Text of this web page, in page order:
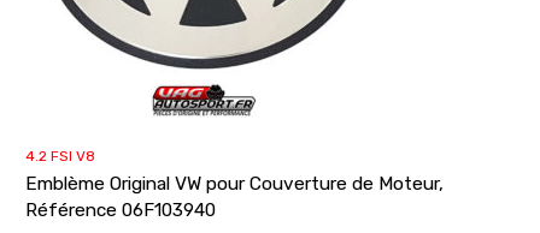
4.2 FSI V8
Emblème Original VW pour Couverture de Moteur,
Référence 06F103940